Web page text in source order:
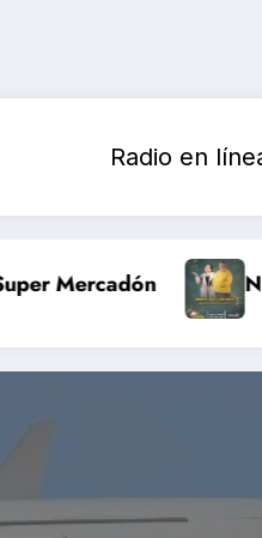
Radio en
Nuevo Día con